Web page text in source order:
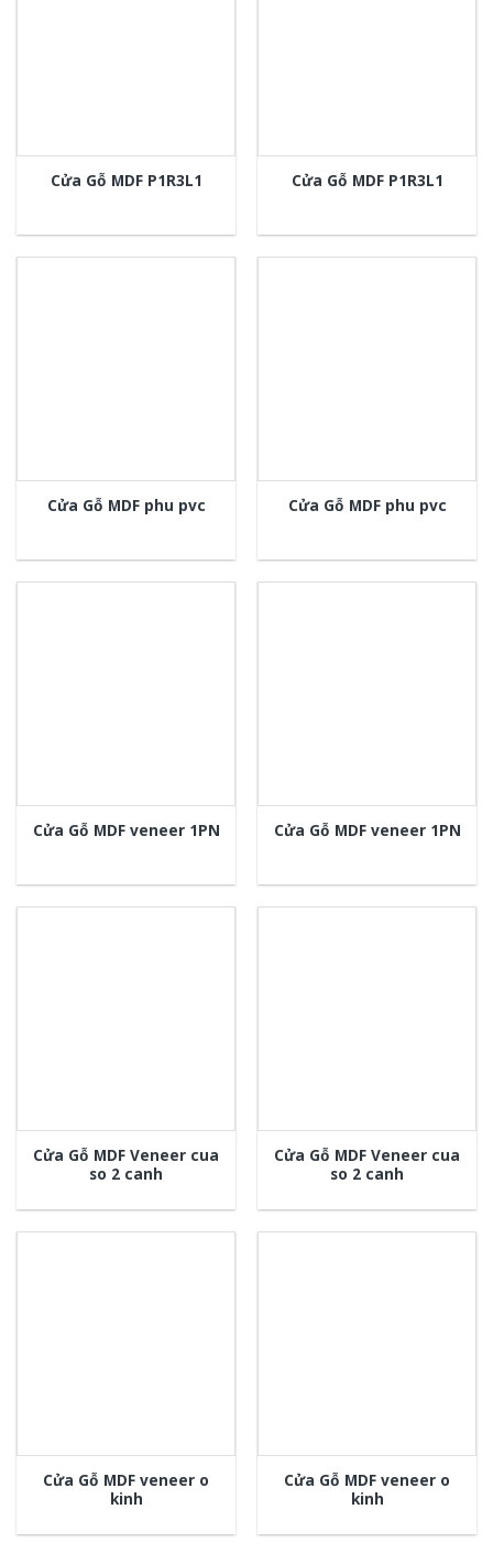
Cửa Gỗ MDF P1R3L1 Cửa Gỗ MDF P1R3L1
Cửa Gỗ MDF phu pvc Cửa Gỗ MDF phu pvc
Cửa Gỗ MDF veneer 1PN Cửa Gỗ MDF veneer 1PN
Cửa Gỗ MDF Veneer cua
so 2 canh
Cửa Gỗ MDF Veneer cua
so 2 canh
Cửa Gỗ MDF veneer o
kinh
Cửa Gỗ MDF veneer o
kinh